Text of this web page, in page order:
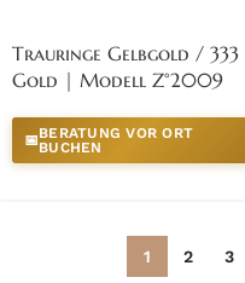
Trauringe Gelbgold / 333
Gold | Modell Z°2009
📅BERATUNG VOR ORT
BUCHEN
1 2 3